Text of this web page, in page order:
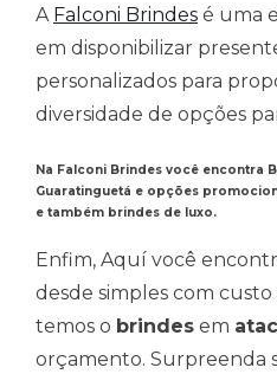
A Falconi Brindes é uma
em disponibilizar
personalizados para
diversidade de opções
Na Falconi Brindes você encontra
Guaratinguetá e opções
e também brindes de luxo.
Enfim, Aquí você
desde simples com
temos o brindes em
orçamento. Surpreenda